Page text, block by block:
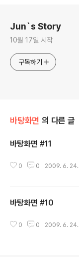
Jun`s Story
10월 17일 시작
구독하기
바탕화면 의 다른 글
바탕화면 #11
0 0 2009. 6. 24.
바탕화면 #10
0 0 2009. 6. 24.